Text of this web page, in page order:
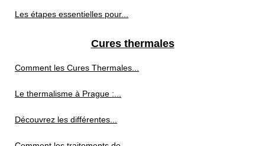
Les étapes essentielles pour...
Cures thermales
Comment les Cures Thermales...
Le thermalisme à Prague :...
Découvrez les différentes...